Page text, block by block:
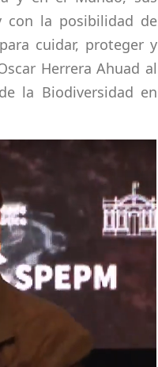
con la posibilidad de
cuidar, proteger y
Herrera Ahuad al
la Biodiversidad en